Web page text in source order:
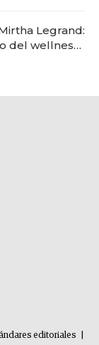
Legrand:
del wellness
editoriales